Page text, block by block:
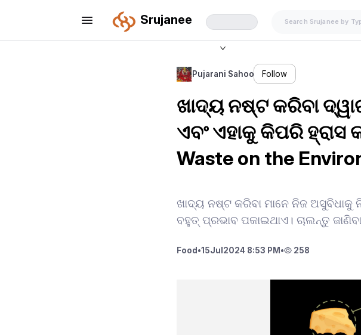
Srujanee
Pujarani Sahoo Follow
ଖାଦ୍ୟ ନଷ୍ଟ କରିବା
ଏବଂ ଏହାକୁ କିପରି ହ୍ରାସ
Waste on the
ଖାଦ୍ୟ ନଷ୍ଟ କରିବା ମାନେ ନିଜ
ବହୁତ୍ ପ୍ରଭାବ ପକାଇଥାଏ। ଚାଲନ୍ତୁ
Food •15Jul 2024 8:53 PM • 258